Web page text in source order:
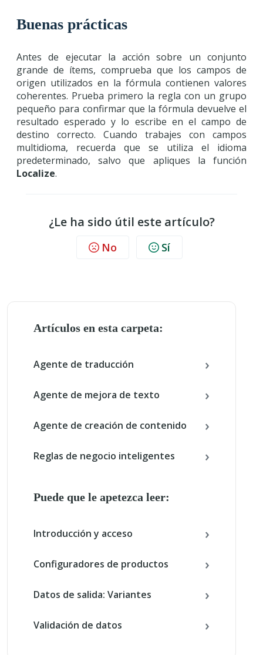
Buenas prácticas
Antes de ejecutar la acción sobre un conjunto
grande de ítems, comprueba que los campos de
origen utilizados en la fórmula contienen valores
coherentes. Prueba primero la regla con un grupo
pequeño para confirmar que la fórmula devuelve el
resultado esperado y lo escribe en el campo de
destino correcto. Cuando trabajes con campos
multidioma, recuerda que se utiliza el idioma
predeterminado, salvo que apliques la función
Localize.
¿Le ha sido útil este artículo?
No Sí
Artículos en esta carpeta:
Agente de traducción
Agente de mejora de texto
Agente de creación de contenido
Reglas de negocio inteligentes
Puede que le apetezca leer:
Introducción y acceso
Configuradores de productos
Datos de salida: Variantes
Validación de datos